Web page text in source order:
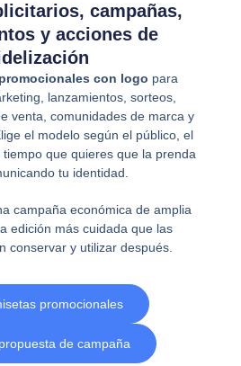
campañas,
y acciones de
con logo para
lanzamientos, sorteos,
venta, comunidades de marca y
el modelo según el público, el
que quieres que la prenda
tu identidad.
campaña económica de amplia
edición más cuidada que las
conservar y utilizar después.
promocionales
de campaña